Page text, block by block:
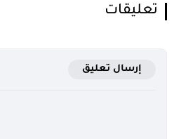
تعليقات
إرسال تعليق